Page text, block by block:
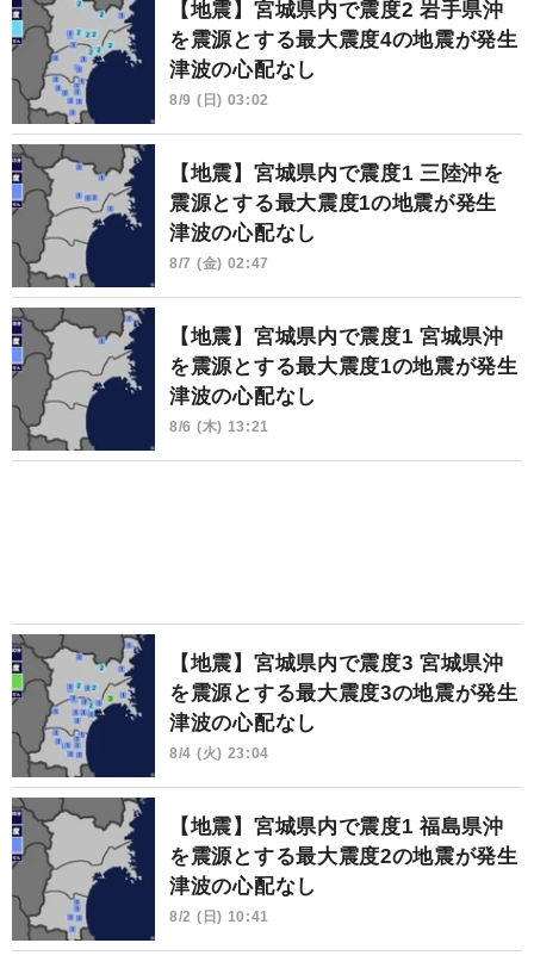
【地震】宮城県内で震度2 岩手県沖
を震源とする最大震度4の地震が発生
津波の心配なし
8/9 (日) 03:02
【地震】宮城県内で震度1 三陸沖を
震源とする最大震度1の地震が発生
津波の心配なし
8/7 (金) 02:47
【地震】宮城県内で震度1 宮城県沖
を震源とする最大震度1の地震が発生
津波の心配なし
8/6 (木) 13:21
【地震】宮城県内で震度3 宮城県沖
を震源とする最大震度3の地震が発生
津波の心配なし
8/4 (火) 23:04
【地震】宮城県内で震度1 福島県沖
を震源とする最大震度2の地震が発生
津波の心配なし
8/2 (日) 10:41